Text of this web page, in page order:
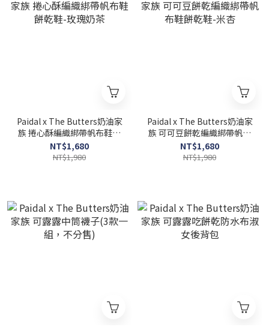
Paidal x The Butters奶油家
族 捲心酥編織綁帶帆布鞋餅
乾鞋-玫瑰奶茶
NT$1,680
NT$1,980
Paidal x The Butters奶油家
族 可可豆餅乾編織綁帶帆布
鞋餅乾鞋-米杏
NT$1,680
NT$1,980